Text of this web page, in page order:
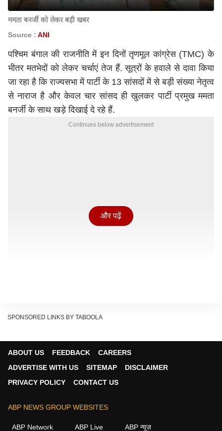
ममता बनर्जी को लेकर बड़ी खबर
Source : ANI
पश्चिम बंगाल की राजनीति में इन दिनों तृणमूल कांग्रेस (TMC) के
भीतर मतभेदों को लेकर चर्चाएं तेज हैं. सूत्रों के हवाले से दावा किया
जा रहा है कि राज्यसभा में पार्टी के 13 सांसदों में से बड़ी संख्या नेतृत्व
से नाराज है और केवल चार सांसद ही खुलकर पार्टी प्रमुख ममता
बनर्जी के साथ खड़े दिखाई दे रहे हैं.
Continues below advertisement
कांग्रेस की ओर से इस संबंध में कोई औपचारिक बयान जारी किया
और पढ़ें
SPONSORED LINKS BY TABOOLA
ABOUT US FEEDBACK
CAREERS
ADVERTISE WITH US
SITEMAP
DISCLAIMER
PRIVACY POLICY
CONTACT US
ABP NEWS GROUP WEBSITES
ABP Network ABP Live ABP न्यूज़